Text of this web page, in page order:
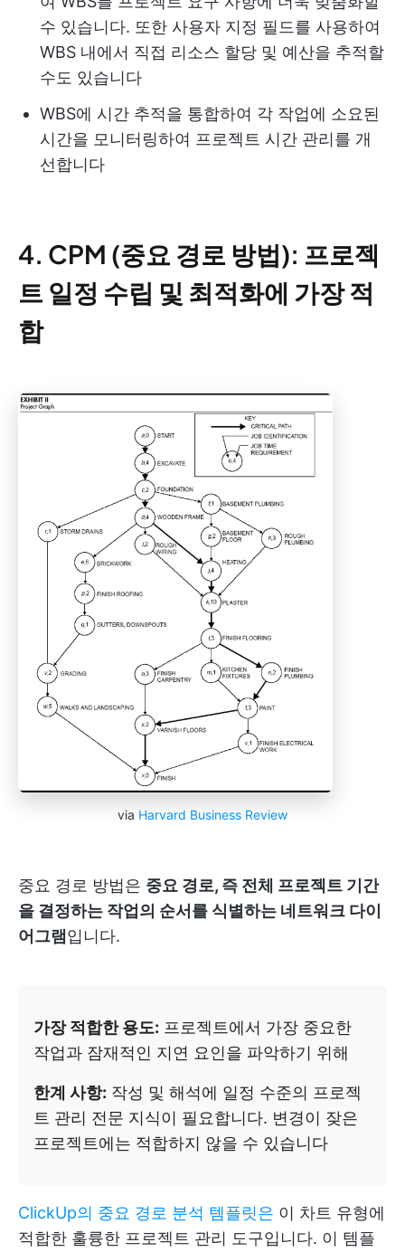
수 있습니다. 또한 사용자 지정 필드를 사용하여
WBS 내에서 직접 리소스 할당 및 예산을 추적할
수도 있습니다
WBS에 시간 추적을 통합하여 각 작업에 소요된
시간을 모니터링하여 프로젝트 시간 관리를 개
선합니다
4. CPM (중요 경로 방법): 프로젝
트 일정 수립 및 최적화에 가장 적
합
via Harvard Business Review
중요 경로 방법은 중요 경로, 즉 전체 프로젝트 기간
을 결정하는 작업의 순서를 식별하는 네트워크 다이
어그램입니다.
가장 적합한 용도: 프로젝트에서 가장 중요한
작업과 잠재적인 지연 요인을 파악하기 위해
한계 사항: 작성 및 해석에 일정 수준의 프로젝
트 관리 전문 지식이 필요합니다. 변경이 잦은
프로젝트에는 적합하지 않을 수 있습니다
ClickUp의 중요 경로 분석 템플릿은 이 차트 유형에
적합한 훌륭한 프로젝트 관리 도구입니다. 이 템플